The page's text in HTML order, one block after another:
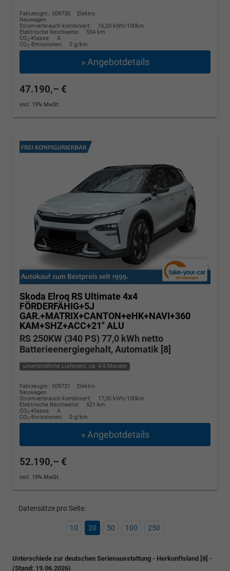
Fahrzeugnr.: 509730
Elektro
Neuwagen
Stromverbrauch kombiniert:
16,20 kWh/100km
Elektrische Reichweite:
554 km
CO2-Klasse:
A
CO2-Emissionen: 0 g/km
» Angebotdetails
47.190,– €
incl. 19% MwSt.
Skoda Elroq RS Ultimate 4x4
FÖRDERFÄHIG+5J
GAR.+MATRIX+CANTON+eHK+NAVI+360
KAM+SHZ+ACC+21" ALU
RS 250KW (340 PS) 77,0 kWh netto
Batterieenergiegehalt, Automatik [8]
unverbindliche Lieferzeit: ca. 4-5 Monate
Fahrzeugnr.: 509731
Elektro
Neuwagen
Stromverbrauch kombiniert:
17,30 kWh/100km
Elektrische Reichweite:
521 km
CO2-Klasse:
A
CO2-Emissionen: 0 g/km
» Angebotdetails
52.190,– €
incl. 19% MwSt.
Datensätze pro Seite:
10 20 50 100 250
Unterschiede zur deutschen Serienausstattung - Herkunftsland [8] -
(Stand: 19.06.2026)